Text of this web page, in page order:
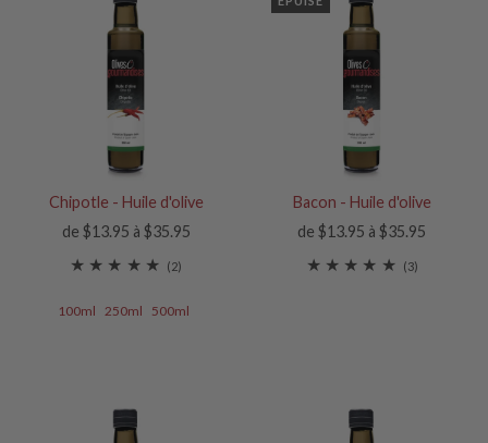
Chipotle - Huile d'olive
de $13.95 à $35.95
(2)
100ml 250ml 500ml
Bacon - Huile d'olive
de $13.95 à $35.95
(3)